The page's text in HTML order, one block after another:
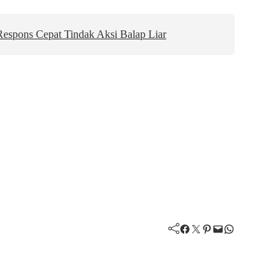
Cepat Tindak Aksi Balap Liar
Facebook Twitter Pinterest Mail WhatsApp